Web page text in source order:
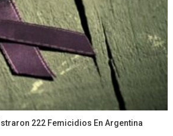
222 Femicidios En Argentina